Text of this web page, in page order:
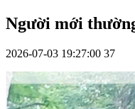
Người mới
2026-07-03 19:27:00 37